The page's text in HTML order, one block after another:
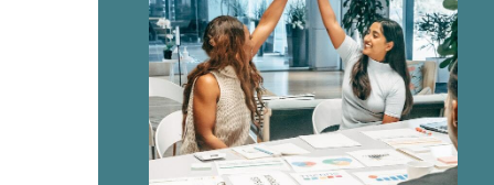
невероятное усердие и помощь в поиске жилья. Без вас,
мог бы оказаться намного более сложным.
Ваш профессиональный подход и внимание к деталям
первой встречи, ваша команда сосредоточилась на моих
помогло мне чувствовать себя поддержанным и понятым.